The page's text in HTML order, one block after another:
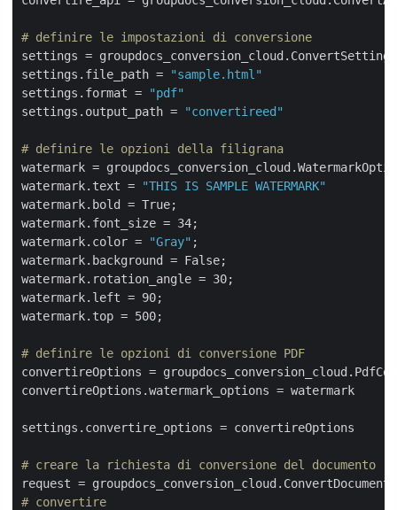
# definire le impostazioni di conversione
settings =
settings.file_path =
"sample.html"
settings.format =
"pdf"
settings.output_path =
"convertireed"
# definire le opzioni della filigrana
watermark =
watermark.text =
"THIS IS SAMPLE WATERMARK"
watermark.bold = True;
watermark.font_size = 34;
watermark.color =
"Gray" ;
watermark.background = False;
watermark.rotation_angle = 30;
watermark.left = 90;
watermark.top = 500;
# definire le opzioni di conversione PDF
convertireOptions =
convertireOptions.watermark_options = watermark
settings.convertire_options = convertireOptions
# creare la richiesta di conversione del documento
# convertire